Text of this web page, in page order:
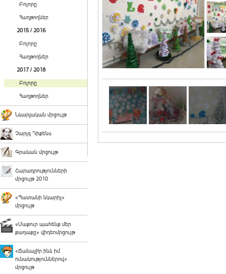
Բոլորը
Հաղթողներ
2015 / 2016
Բոլորը
Հաղթողներ
2017 / 2018
Բոլորը
Հաղթողներ
Նկարչական մրցույթ
Չարլզ Դիքենս
Գրական մրցույթ
Շարադրությունների
մրցույթ 2010
«Պատանի նկարիչ»
մրցույթ
«Մաքուր պահենք մեր
քաղաքը» վիդեոմրցույթ
«Ճանաչի՛ր ինձ իմ
ունակություններով»
մրցույթ